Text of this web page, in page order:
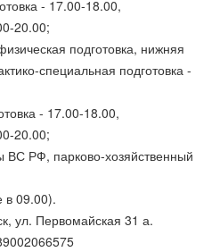
- 17.00-18.00,
20.00;
подготовка, нижняя
специальная подготовка -
- 17.00-18.00,
20.00;
РФ, парково-хозяйственный
в 09.00).
ул. Первомайская 31 а.